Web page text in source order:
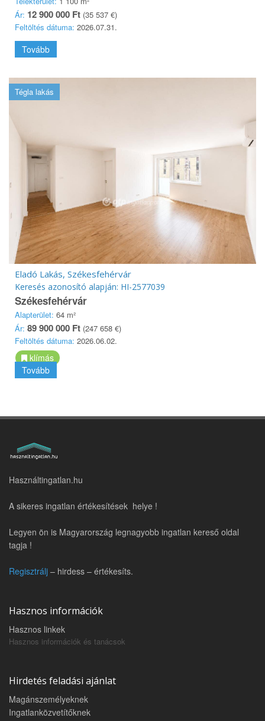
Ár: 12 900 000 Ft (35 537 €)
Feltöltés dátuma: 2026.07.31.
Tovább
Tégla lakás
Eladó Lakás, Székesfehérvár
Keresés azonosító alapján: HI-2577039
Székesfehérvár
Alapterület: 64 m²
Ár: 89 900 000 Ft (247 658 €)
Feltöltés dátuma: 2026.06.02.
klímás
Tovább
Használtingatlan.hu
A sikeres ingatlan értékesítések helye !
Legyen ön is Magyarország legnagyobb ingatlan kereső oldal
tagja !
Regisztrálj – hirdess – értékesíts.
Hasznos információk
Hasznos linkek
Hasznos információk és tanácsok
Hirdetés feladási ajánlat
Magánszemélyeknek
Ingatlanközvetítőknek